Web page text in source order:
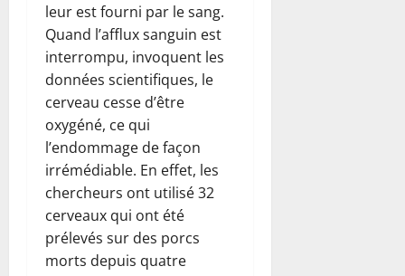
leur est fourni par le sang.
Quand l’afflux sanguin est
interrompu, invoquent les
données scientifiques, le
cerveau cesse d’être
oxygéné, ce qui
l’endommage de façon
irrémédiable. En effet, les
chercheurs ont utilisé 32
cerveaux qui ont été
prélevés sur des porcs
morts depuis quatre